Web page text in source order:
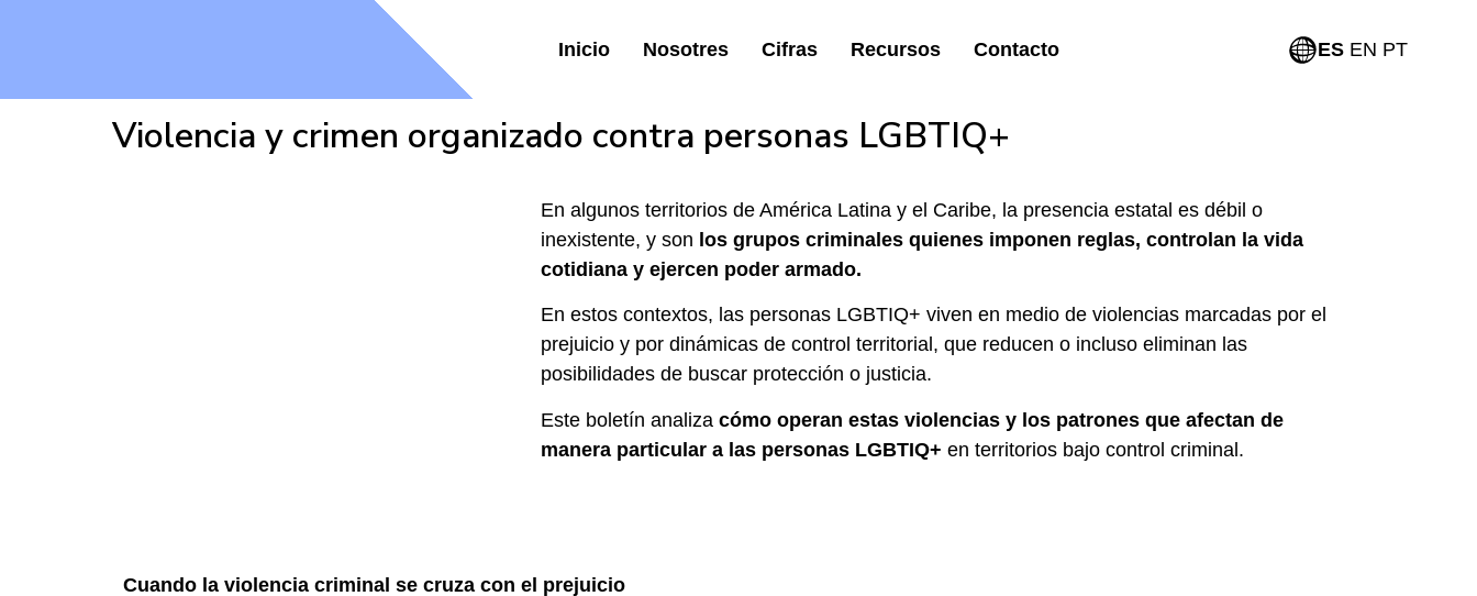
Inicio Nosotres Cifras Recursos Contacto ES EN PT
Violencia y crimen organizado contra personas LGBTIQ+
En algunos territorios de América Latina y el Caribe, la presencia estatal es débil o
inexistente, y son los grupos criminales quienes imponen reglas, controlan la vida
cotidiana y ejercen poder armado.
En estos contextos, las personas LGBTIQ+ viven en medio de violencias marcadas por el
prejuicio y por dinámicas de control territorial, que reducen o incluso eliminan las
posibilidades de buscar protección o justicia.
Este boletín analiza cómo operan estas violencias y los patrones que afectan de
manera particular a las personas LGBTIQ+ en territorios bajo control criminal.
Cuando la violencia criminal se cruza con el prejuicio